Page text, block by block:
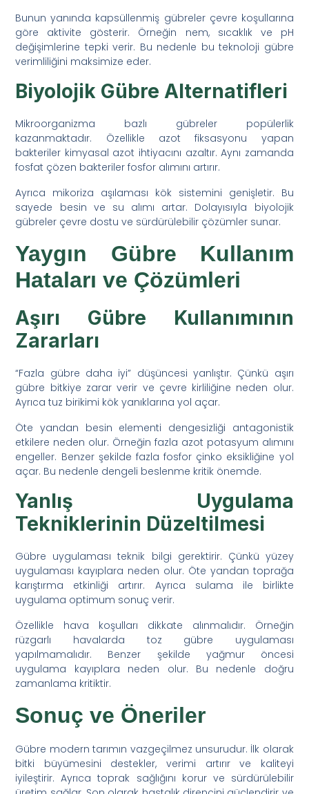
Bunun yanında kapsüllenmiş gübreler çevre koşullarına
göre aktivite gösterir. Örneğin nem, sıcaklık ve pH
değişimlerine tepki verir. Bu nedenle bu teknoloji gübre
verimliliğini maksimize eder.
Biyolojik Gübre Alternatifleri
Mikroorganizma bazlı gübreler popülerlik
kazanmaktadır. Özellikle azot fiksasyonu yapan
bakteriler kimyasal azot ihtiyacını azaltır. Aynı zamanda
fosfat çözen bakteriler fosfor alımını artırır.
Ayrıca mikoriza aşılaması kök sistemini genişletir. Bu
sayede besin ve su alımı artar. Dolayısıyla biyolojik
gübreler çevre dostu ve sürdürülebilir çözümler sunar.
Yaygın Gübre Kullanım
Hataları ve Çözümleri
Aşırı Gübre Kullanımının
Zararları
“Fazla gübre daha iyi” düşüncesi yanlıştır. Çünkü aşırı
gübre bitkiye zarar verir ve çevre kirliliğine neden olur.
Ayrıca tuz birikimi kök yanıklarına yol açar.
Öte yandan besin elementi dengesizliği antagonistik
etkilere neden olur. Örneğin fazla azot potasyum alımını
engeller. Benzer şekilde fazla fosfor çinko eksikliğine yol
açar. Bu nedenle dengeli beslenme kritik önemde.
Yanlış Uygulama
Tekniklerinin Düzeltilmesi
Gübre uygulaması teknik bilgi gerektirir. Çünkü yüzey
uygulaması kayıplara neden olur. Öte yandan toprağa
karıştırma etkinliği artırır. Ayrıca sulama ile birlikte
uygulama optimum sonuç verir.
Özellikle hava koşulları dikkate alınmalıdır. Örneğin
rüzgarlı havalarda toz gübre uygulaması
yapılmamalıdır. Benzer şekilde yağmur öncesi
uygulama kayıplara neden olur. Bu nedenle doğru
zamanlama kritiktir.
Sonuç ve Öneriler
Gübre modern tarımın vazgeçilmez unsurudur. İlk olarak
bitki büyümesini destekler, verimi artırır ve kaliteyi
iyileştirir. Ayrıca toprak sağlığını korur ve sürdürülebilir